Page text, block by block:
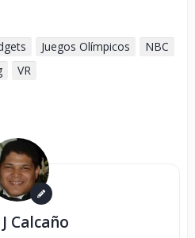
Juegos Olímpicos
NBC
VR
Calcaño